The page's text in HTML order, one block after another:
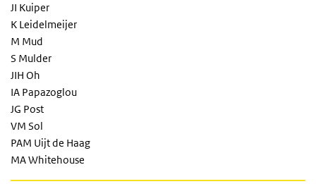
JI Kuiper
K Leidelmeijer
M Mud
S Mulder
JIH Oh
IA Papazoglou
JG Post
VM Sol
PAM Uijt de Haag
MA Whitehouse